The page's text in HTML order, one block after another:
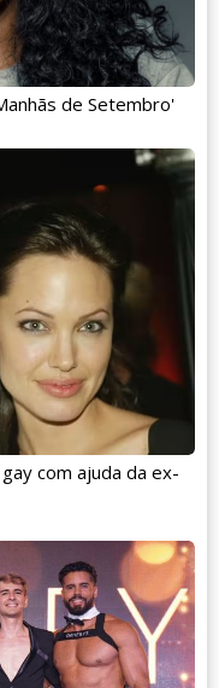
de Setembro'
com ajuda da ex-